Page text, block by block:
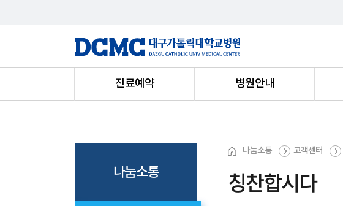
진료예약 병원안내
나눔소통 칭찬합시다
나눔소통 고객센터